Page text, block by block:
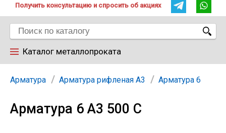
Получить консультацию и спросить об акциях
Каталог металлопроката
Арматура
Труба
Арматура Арматура рифленая А3 Арматура 6
Арматура 6 А3 500 С